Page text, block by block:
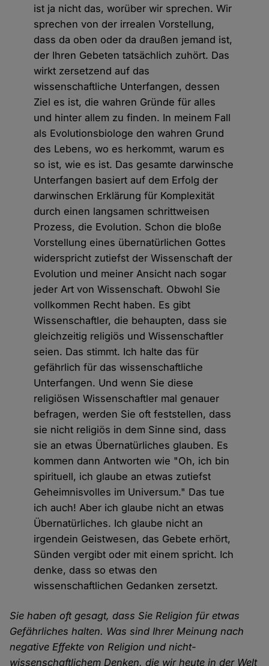
ist ja nicht das, worüber wir sprechen. Wir
sprechen von der irrealen Vorstellung,
dass da oben oder da draußen jemand ist,
der Ihren Gebeten tatsächlich zuhört. Das
wirkt zersetzend auf das
wissenschaftliche Unterfangen, dessen
Ziel es ist, die wahren Gründe für alles
und hinter allem zu finden. In meinem Fall
als Evolutionsbiologe den wahren Grund
des Lebens, wo es herkommt, warum es
so ist, wie es ist. Das gesamte darwinsche
Unterfangen basiert auf dem Erfolg der
darwinschen Erklärung für Komplexität
durch einen langsamen schrittweisen
Prozess, die Evolution. Schon die bloße
Vorstellung eines übernatürlichen Gottes
widerspricht zutiefst der Wissenschaft der
Evolution und meiner Ansicht nach sogar
jeder Art von Wissenschaft. Obwohl Sie
vollkommen Recht haben. Es gibt
Wissenschaftler, die behaupten, dass sie
gleichzeitig religiös und Wissenschaftler
seien. Das stimmt. Ich halte das für
gefährlich für das wissenschaftliche
Unterfangen. Und wenn Sie diese
religiösen Wissenschaftler mal genauer
befragen, werden Sie oft feststellen, dass
sie nicht religiös in dem Sinne sind, dass
sie an etwas Übernatürliches glauben. Es
kommen dann Antworten wie "Oh, ich bin
spirituell, ich glaube an etwas zutiefst
Geheimnisvolles im Universum." Das tue
ich auch! Aber ich glaube nicht an etwas
Übernatürliches. Ich glaube nicht an
irgendein Geistwesen, das Gebete erhört,
Sünden vergibt oder mit einem spricht. Ich
denke, dass so etwas den
wissenschaftlichen Gedanken zersetzt.
Sie haben oft gesagt, dass Sie Religion für etwas
Gefährliches halten. Was sind Ihrer Meinung nach
negative Effekte von Religion und nicht-
wissenschaftlichem Denken, die wir heute in der Welt